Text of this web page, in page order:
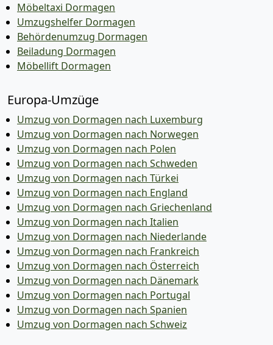
Möbeltaxi Dormagen
Umzugshelfer Dormagen
Behördenumzug Dormagen
Beiladung Dormagen
Möbellift Dormagen
Europa-Umzüge
Umzug von Dormagen nach Luxemburg
Umzug von Dormagen nach Norwegen
Umzug von Dormagen nach Polen
Umzug von Dormagen nach Schweden
Umzug von Dormagen nach Türkei
Umzug von Dormagen nach England
Umzug von Dormagen nach Griechenland
Umzug von Dormagen nach Italien
Umzug von Dormagen nach Niederlande
Umzug von Dormagen nach Frankreich
Umzug von Dormagen nach Österreich
Umzug von Dormagen nach Dänemark
Umzug von Dormagen nach Portugal
Umzug von Dormagen nach Spanien
Umzug von Dormagen nach Schweiz